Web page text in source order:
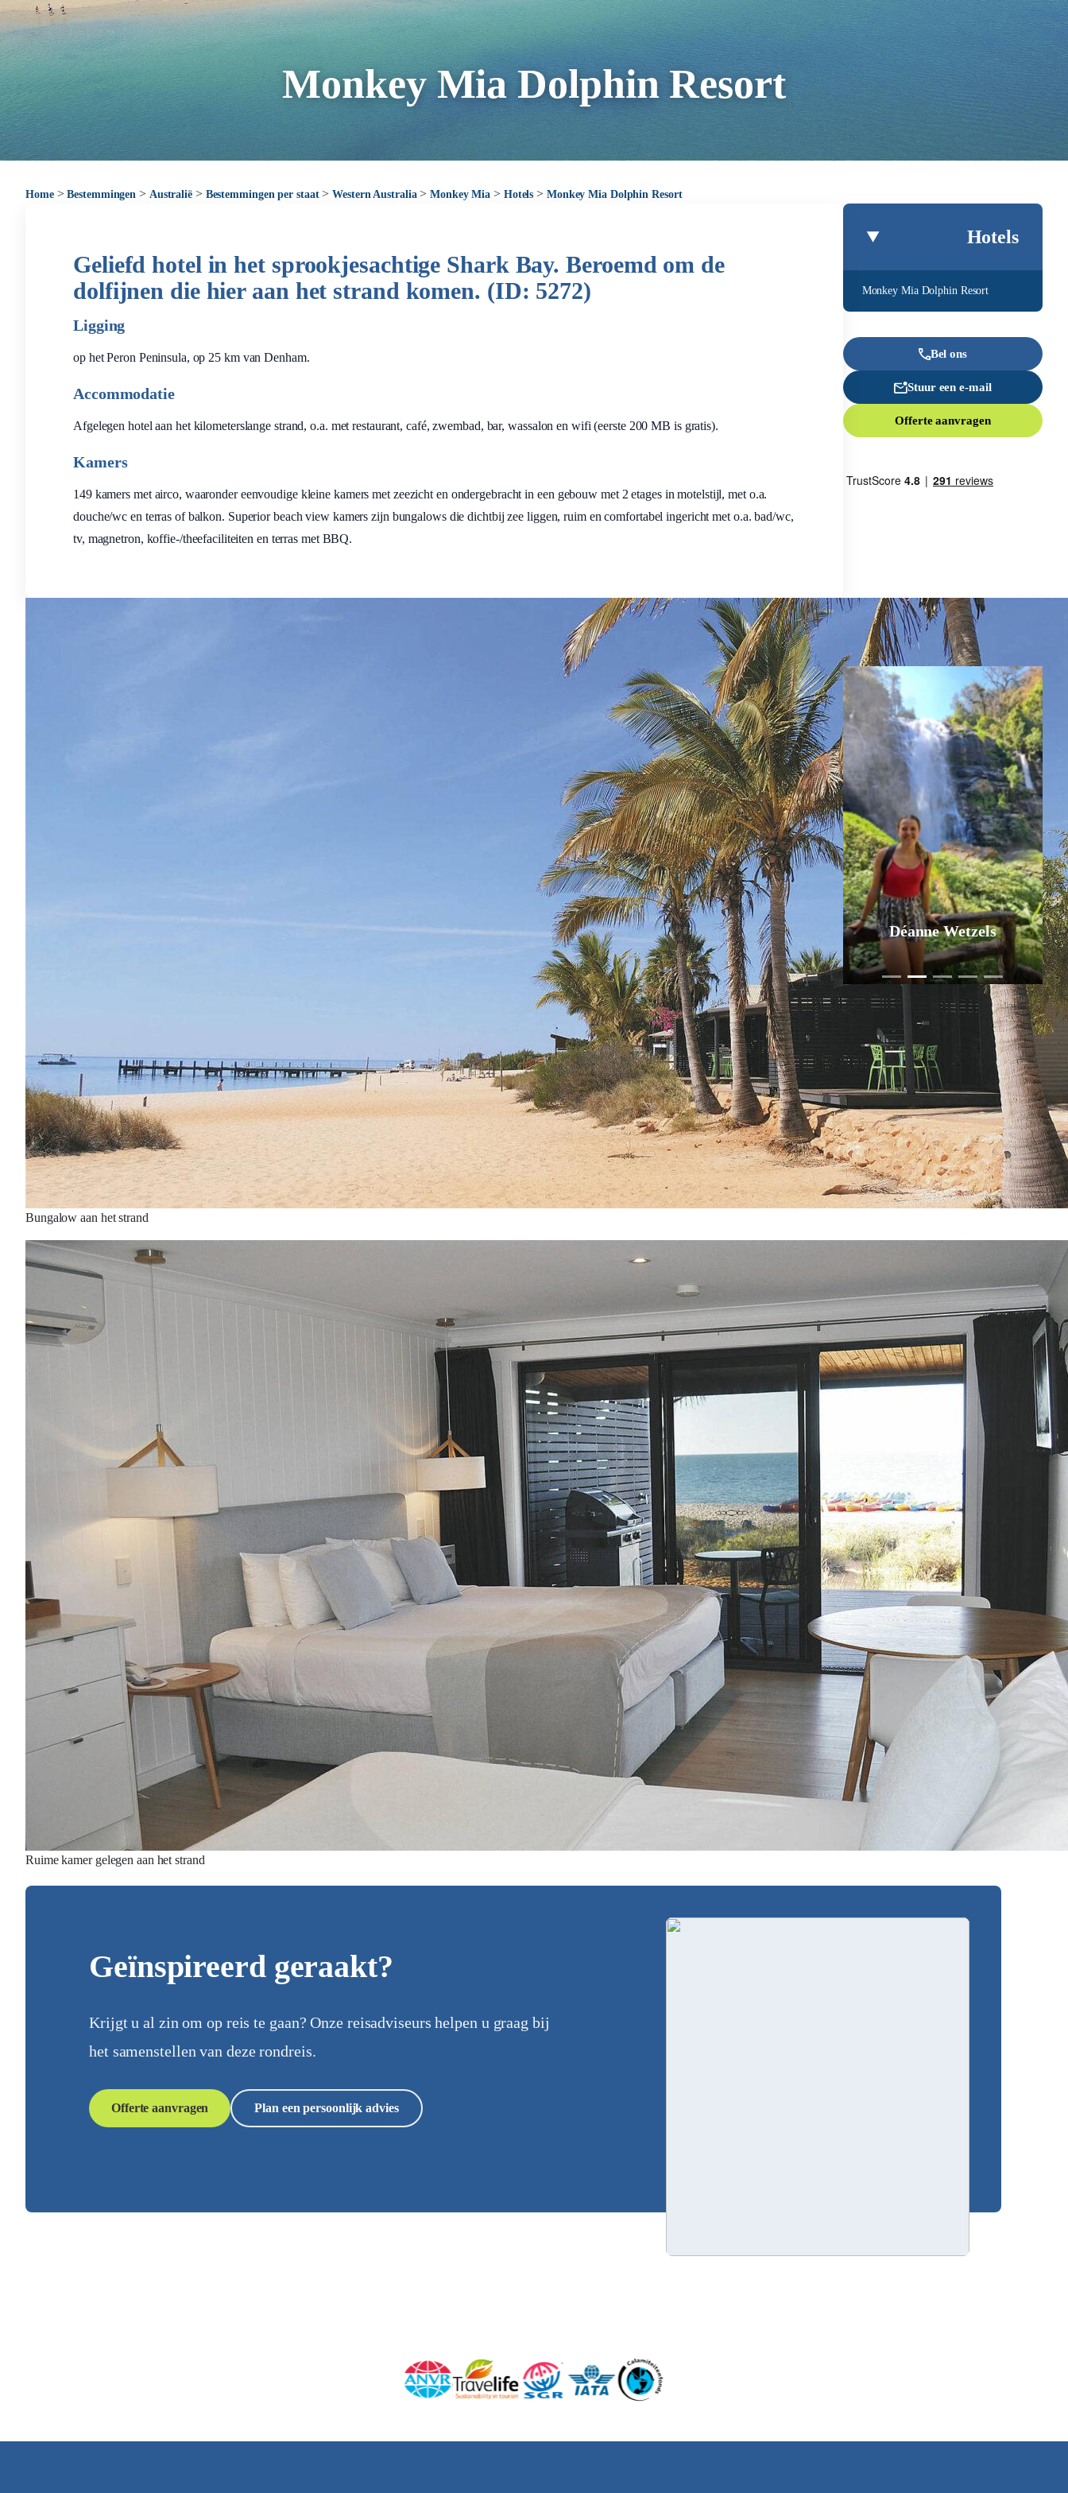
Monkey Mia Dolphin Resort
Home>Bestemmingen > Australië> Bestemmingen per staat>Western Australia>Monkey Mia > Hotels > Monkey Mia Dolphin Resort
Hotels
Monkey Mia Dolphin Resort
Bel ons
Stuur een e-mail
Offerte aanvragen
Inspiratie nodig?
Déanne Wetzels
Geliefd hotel in het sprookjesachtige Shark Bay. Beroemd om de
dolfijnen die hier aan het strand komen. (ID: 5272)
Ligging
op het Peron Peninsula, op 25 km van Denham.
Accommodatie
Afgelegen hotel aan het kilometerslange strand, o.a. met restaurant, café, zwembad, bar, wassalon en wifi (eerste 200 MB is gratis).
Kamers
149 kamers met airco, waaronder eenvoudige kleine kamers met zeezicht en ondergebracht in een gebouw met 2 etages in motelstijl, met o.a.
douche/wc en terras of balkon. Superior beach view kamers zijn bungalows die dichtbij zee liggen, ruim en comfortabel ingericht met o.a. bad/wc,
tv, magnetron, koffie-/theefaciliteiten en terras met BBQ.
Bungalow aan het strand
Ruime kamer gelegen aan het strand
Geïnspireerd geraakt?
Krijgt u al zin om op reis te gaan? Onze reisadviseurs helpen u graag bij
het samenstellen van deze rondreis.
Offerte aanvragen Plan een persoonlijk advies